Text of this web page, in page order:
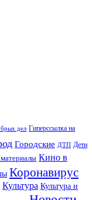
дел Гиперссылка на
Городские ДТП Дети
Кино в
Коронавирус
Культура Культура и